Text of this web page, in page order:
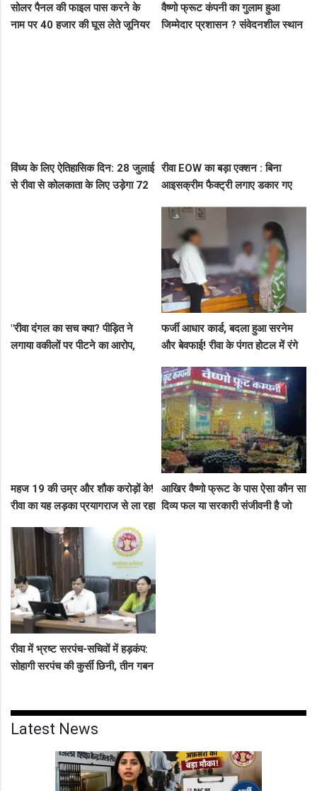
सोलर पैनल की फाइल पास करने के
नाम पर 40 हजार की घूस लेते जूनियर
वैष्णो फ्रूट कंपनी का गुलाम हुआ
जिम्मेदार प्रशासन ? संवेदनशील स्थान
विंध्य के लिए ऐतिहासिक दिन: 28 जुलाई
से रीवा से कोलकाता के लिए उड़ेगा 72
रीवा EOW का बड़ा एक्शन : बिना
आइसक्रीम फैक्ट्री लगाए डकार गए
कसा शिकंजा
"रीवा दंगल का सच क्या? पीड़ित ने
लगाया वकीलों पर पीटने का आरोप,
फर्जी आधार कार्ड, बदला हुआ सरनेम
और बेवफाई! रीवा के पंगत होटल में रंगे
बीच सड़क तमाशा
महज 19 की उम्र और शौक करोड़ों के!
रीवा का यह लड़का प्रयागराज से ला रहा
सलाखों के पीछे
आखिर वैष्णो फ्रूट के पास ऐसा कौन सा
दिव्य फल या सरकारी संजीवनी है जो
रीवा में भ्रष्ट सरपंच-सचिवों में हड़कंप:
सोहागी सरपंच की कुर्सी छिनी, तीन गबन
Latest News